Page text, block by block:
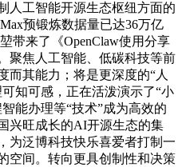
人工智能开源生态枢纽方面的
预锻炼数据量已达36万亿
带来了《OpenClaw使用分享
聚焦人工智能、低碳科技等前
而其能力；将是更深度的“人
知可感，正在活泼演示了“小
能办理等“技术”成为高效的
兴旺成长的AI开源生态的集
为泛博科技快乐喜爱者打制一
空间。转向更具创制性和决策